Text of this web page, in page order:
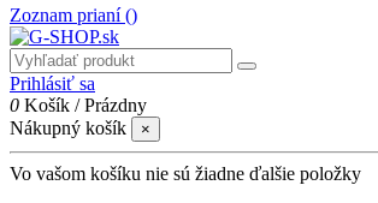
Zoznam prianí ()
Prihlásiť sa
0 Košík /Prázdny
Nákupný košík
×
Vo vašom košíku nie sú žiadne ďalšie položky